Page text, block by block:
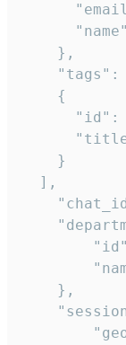
    },
"tags":
    {
"id":
    }
  ],
    },